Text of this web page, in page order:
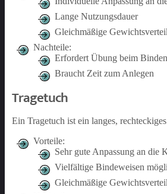
Lange Nutzungsdauer
Gleichmäßige
Nachteile:
Erfordert Übung beim Binden
Braucht Zeit zum Anlegen
Tragetuch
Ein Tragetuch ist ein langes,
Vorteile:
Sehr gute Anpassung an die
Vielfältige Bindeweisen
Gleichmäßige